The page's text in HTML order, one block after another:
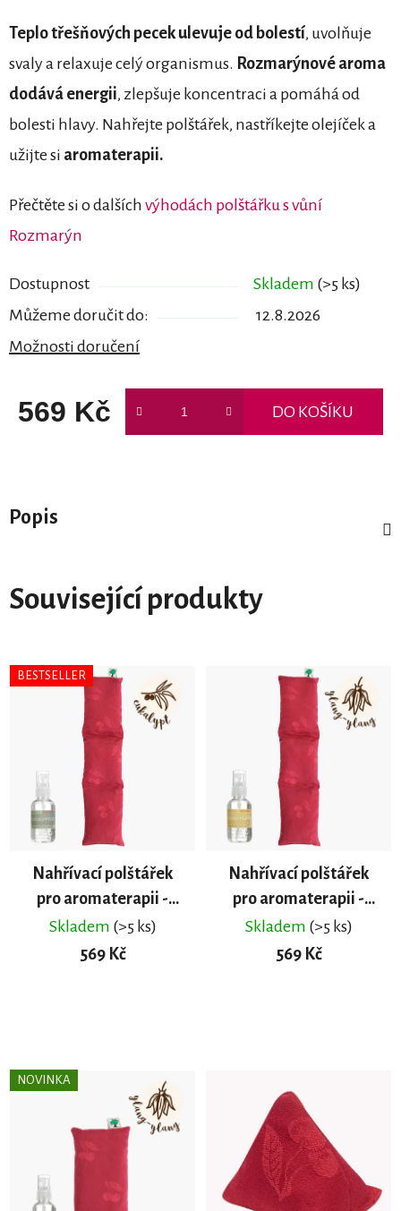
Teplo třešňových pecek ulevuje od bolestí, uvolňuje
svaly a relaxuje celý organismus. Rozmarýnové aroma
dodává energii, zlepšuje koncentraci a pomáhá od
bolesti hlavy. Nahřejte polštářek, nastříkejte olejíček a
užijte si aromaterapii.
Přečtěte si o dalších výhodách polštářku s vůní
Rozmarýn
Dostupnost Skladem (>5 ks)
Můžeme doručit do:
12.8.2026
Možnosti doručení
569 Kč DO KOŠÍKU
Popis
Související produkty
BESTSELLER
Nahřívací polštářek
pro aromaterapii -
Eukalypt
Skladem (>5 ks)
569 Kč
Nahřívací polštářek
pro aromaterapii -
Ylang - Ylang
Skladem (>5 ks)
569 Kč
NOVINKA